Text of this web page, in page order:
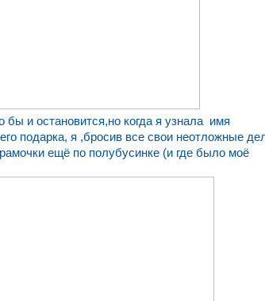
и остановится,но когда я узнала имя
подарка, я ,бросив все свои неотложные
ещё по полубусинке (и где было моё